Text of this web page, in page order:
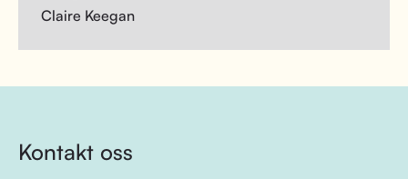
Claire Keegan
Kontakt oss